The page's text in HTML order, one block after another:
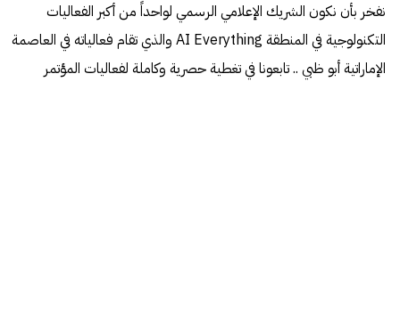
نفخر بأن نكون الشريك الإعلامي الرسمي لواحداً من أكبر الفعاليات
التكنولوجية في المنطقة AI Everything والذي تقام فعالياته في العاصمة
الإماراتية أبو ظبي .. تابعونا في تغطية حصرية وكاملة لفعاليات المؤتمر